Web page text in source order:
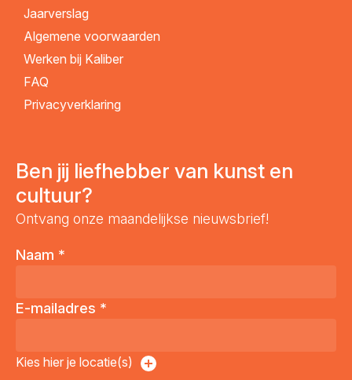
Jaarverslag
Algemene voorwaarden
Werken bij Kaliber
FAQ
Privacyverklaring
Ben jij liefhebber van kunst en
cultuur?
Ontvang onze maandelijkse nieuwsbrief!
Naam *
E-mailadres *
Kies hier je locatie(s)